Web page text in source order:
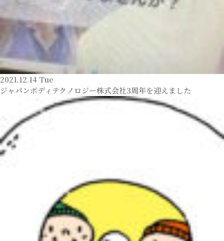
2021.12.14 Tue
ジャパンボディテクノロジー株式会社3周年を迎えました